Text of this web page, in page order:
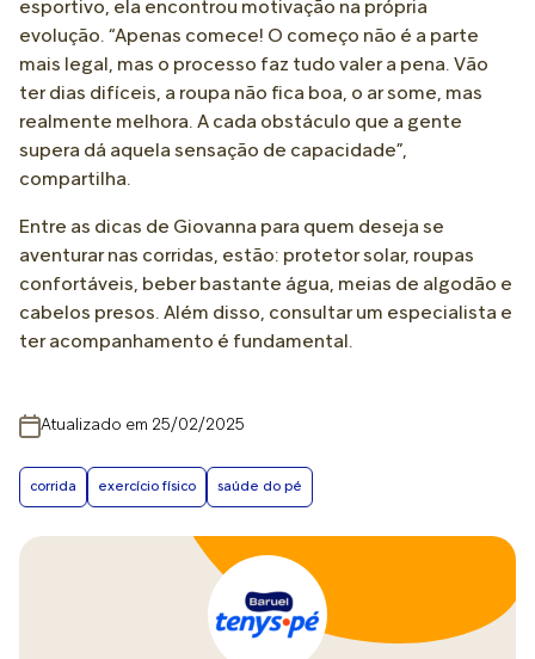
esportivo, ela encontrou motivação na própria
evolução. “Apenas comece! O começo não é a parte
mais legal, mas o processo faz tudo valer a pena. Vão
ter dias difíceis, a roupa não fica boa, o ar some, mas
realmente melhora. A cada obstáculo que a gente
supera dá aquela sensação de capacidade”,
compartilha.
Entre as dicas de Giovanna para quem deseja se
aventurar nas corridas, estão: protetor solar, roupas
confortáveis, beber bastante água, meias de algodão e
cabelos presos. Além disso, consultar um especialista e
ter acompanhamento é fundamental.
Atualizado em 25/02/2025
corrida exercício físico saúde do pé